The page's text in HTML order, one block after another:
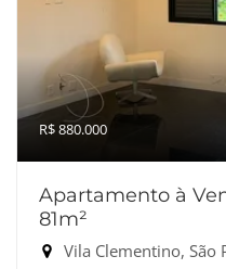
R$ 880.000
Apartamento à
81m²
Vila Clementino, São